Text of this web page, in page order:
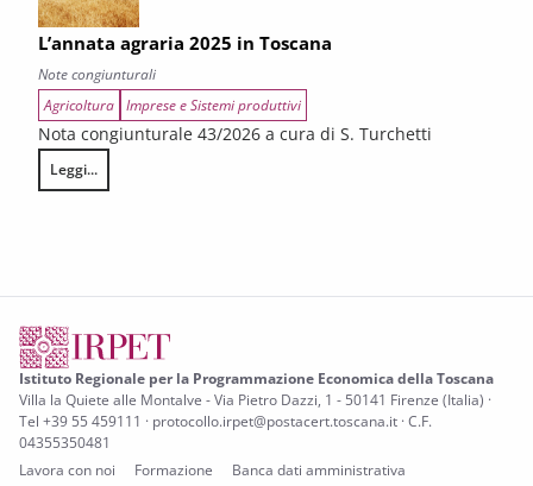
L’annata agraria 2025 in Toscana
Note congiunturali
Agricoltura Imprese e Sistemi produttivi
Nota congiunturale 43/2026 a cura di S. Turchetti
Leggi...
L’annata agraria 2025 in Toscana
Istituto Regionale per la Programmazione Economica della Toscana
Villa la Quiete alle Montalve - Via Pietro Dazzi, 1 - 50141 Firenze (Italia) ·
Tel +39 55 459111 · protocollo.irpet@postacert.toscana.it · C.F.
04355350481
Lavora con noi
Formazione Banca dati amministrativa